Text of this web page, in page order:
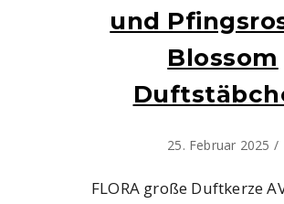
und
Blossom
25. Februar 2025 /
FLORA große Duftkerze